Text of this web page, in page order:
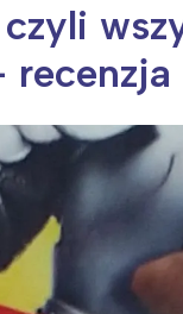
Kwitnąca